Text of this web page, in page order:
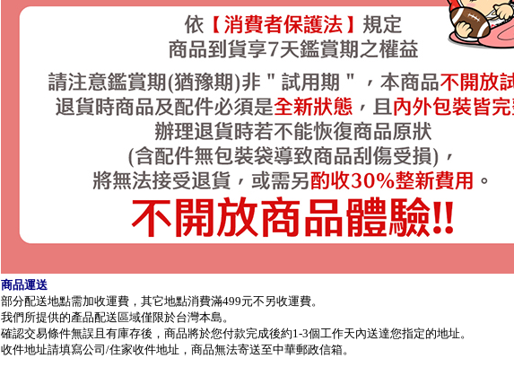
商品運送
部分配送地點需加收運費，其它地點消費滿499元不另收運費。
我們所提供的產品配送區域僅限於台灣本島。
確認交易條件無誤且有庫存後，商品將於您付款完成後約1-3個工作天內送達您指定的地址。
收件地址請填寫公司/住家收件地址，商品無法寄送至中華郵政信箱。